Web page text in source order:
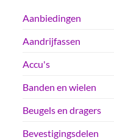
Aanbiedingen
Aandrijfassen
Accu's
Banden en wielen
Beugels en dragers
Bevestigingsdelen